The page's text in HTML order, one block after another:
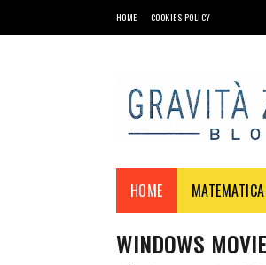
HOME COOKIES POLICY
HOME MATEMATICA
WINDOWS